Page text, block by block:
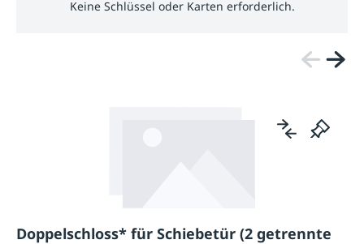
Keine Schlüssel oder Karten erforderlich.
Doppelschloss* für Schiebetür (2 getrennte